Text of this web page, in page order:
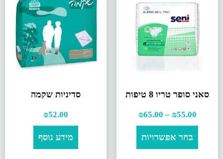
סאני סופר טריו 8 טיפות
₪55.00
–
₪65.00
בחר אפשרויות
סדיניות שקמה
₪52.00
מידע נוסף